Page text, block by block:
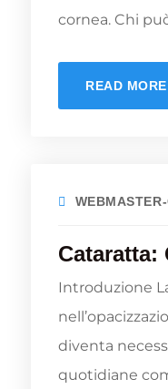
cornea. Chi
READ MORE
Cataratta:
Introduzione
diventa
quotidiane